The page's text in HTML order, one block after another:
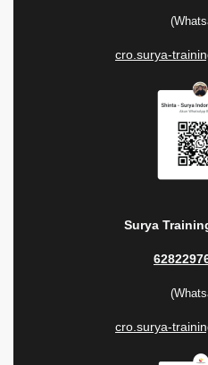
cro.surya-
Surya
cro.surya-